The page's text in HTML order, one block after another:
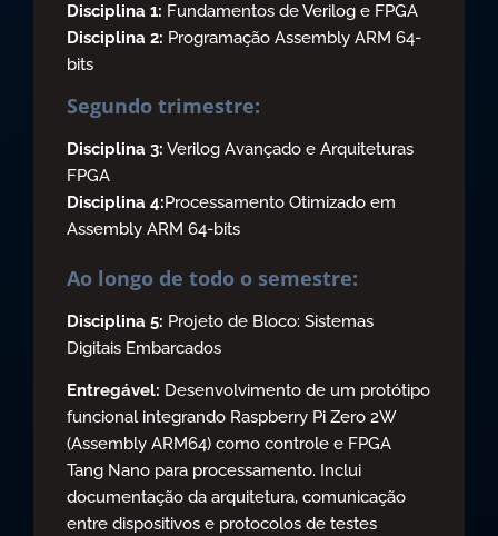
Disciplina 1: Fundamentos de Verilog e FPGA
Disciplina 2: Programação Assembly ARM 64-
bits
Segundo trimestre:
Disciplina 3: Verilog Avançado e Arquiteturas
FPGA
Disciplina 4:Processamento Otimizado em
Assembly ARM 64-bits
Ao longo de todo o semestre:
Disciplina 5: Projeto de Bloco: Sistemas
Digitais Embarcados
Entregável: Desenvolvimento de um protótipo
funcional integrando Raspberry Pi Zero 2W
(Assembly ARM64) como controle e FPGA
Tang Nano para processamento. Inclui
documentação da arquitetura, comunicação
entre dispositivos e protocolos de testes